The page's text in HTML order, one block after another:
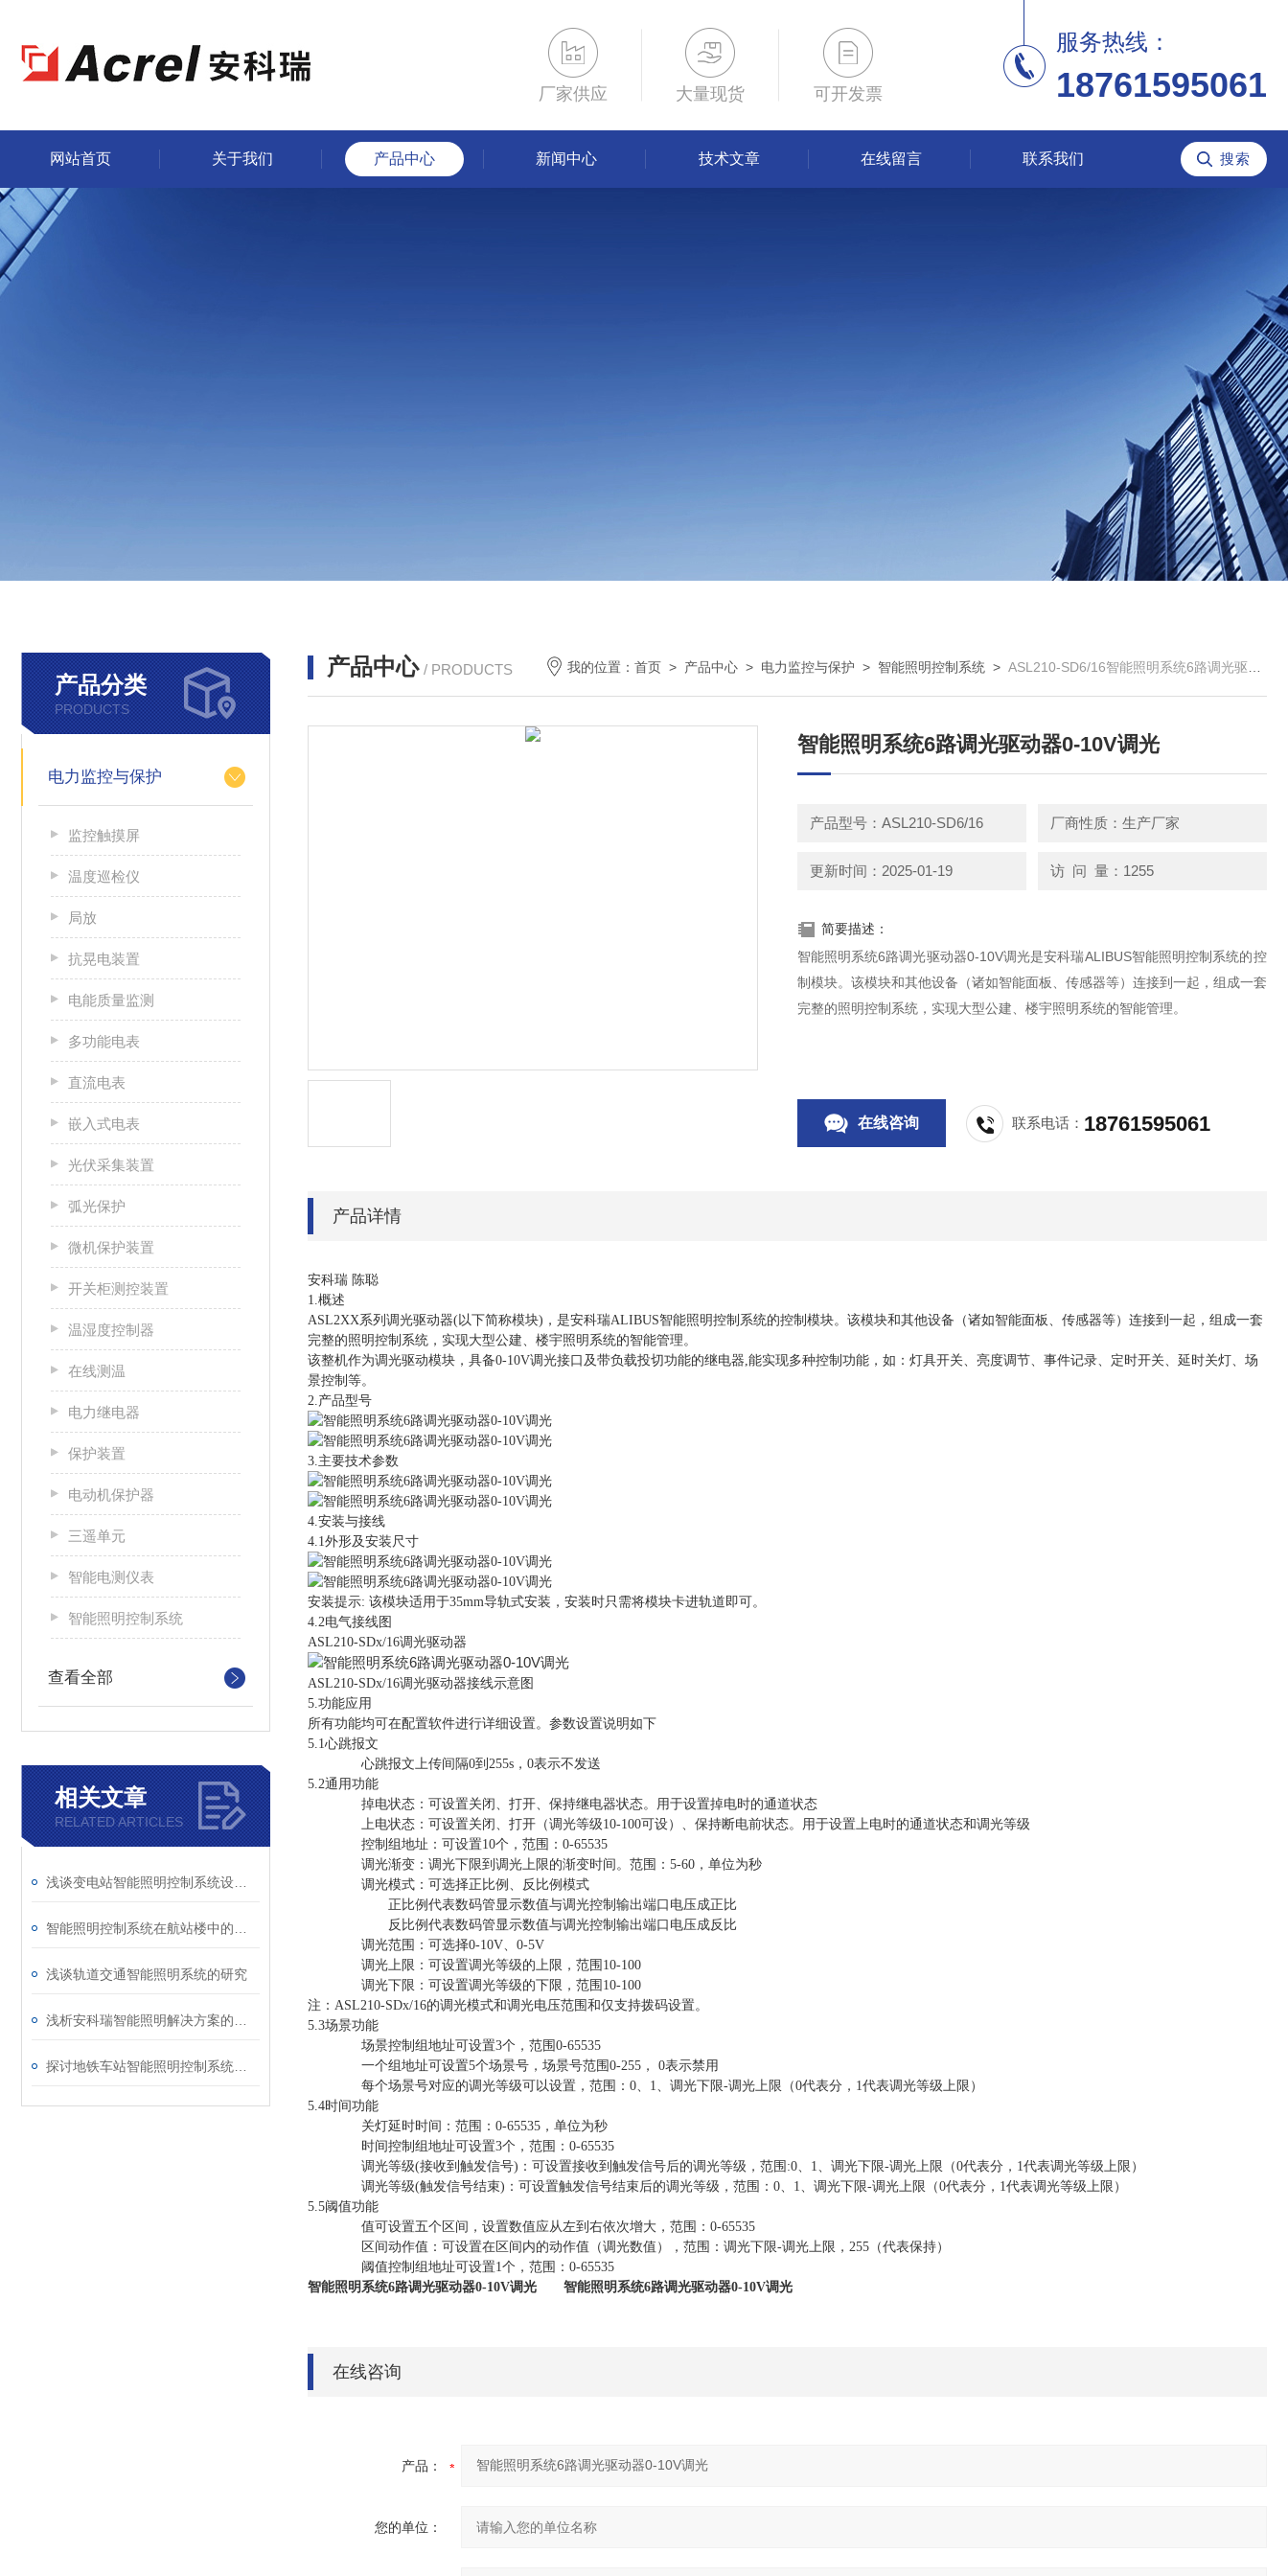
厂家供应 大量现货 可开发票
服务热线：
18761595061
网站首页 关于我们 产品中心 新闻中心 技术文章 在线留言 联系我们
产品分类
PRODUCTS
电力监控与保护
监控触摸屏
温度巡检仪
局放
抗晃电装置
电能质量监测
多功能电表
直流电表
嵌入式电表
光伏采集装置
弧光保护
微机保护装置
开关柜测控装置
温湿度控制器
在线测温
电力继电器
保护装置
电动机保护器
三遥单元
智能电测仪表
智能照明控制系统
查看全部
相关文章
RELATED ARTICLES
浅谈轨道交通智能照明系统的研究
产品中心 / PRODUCTS 我的位置：首页 > 产品中心 > 电力监控与保护 > 智能照明控制系统 >ASL210-SD6/16智能照明系统6路调光驱动器0-10V调光
智能照明系统6路调光驱动器0-10V调光
产品型号：ASL210-SD6/16 厂商性质：生产厂家
更新时间：2025-01-19 访 问 量：1255
简要描述：
智能照明系统6路调光驱动器0-10V调光是安科瑞ALIBUS智能照明控制系统的控
制模块。该模块和其他设备（诸如智能面板、传感器等）连接到一起，组成一套
完整的照明控制系统，实现大型公建、楼宇照明系统的智能管理。
在线咨询 联系电话： 18761595061
产品详情
安科瑞 陈聪
1.概述
ASL2XX系列调光驱动器(以下简称模块)，是安科瑞ALIBUS智能照明控制系统的控制模块。该模块和其他设备（诸如智能面板、传感器等）连接到一起，组成一套
完整的照明控制系统，实现大型公建、楼宇照明系统的智能管理。
该整机作为调光驱动模块，具备0-10V调光接口及带负载投切功能的继电器,能实现多种控制功能，如：灯具开关、亮度调节、事件记录、定时开关、延时关灯、场
景控制等。
2.产品型号
3.主要技术参数
4.安装与接线
4.1外形及安装尺寸
安装提示: 该模块适用于35mm导轨式安装， 安装时只需将模块卡进轨道即可。
4.2电气接线图
ASL210-SDx/16调光驱动器
ASL210-SDx/16调光驱动器接线示意图
5.功能应用
所有功能均可在配置软件进行详细设置。 参数设置说明如下
5.1心跳报文
心跳报文上传间隔0到255s，0表示不发送
5.2通用功能
掉电状态：可设置关闭、打开、保持继电器状态。用于设置掉电时的通道状态
上电状态： 可设置关闭、打开（调光等级10-100可设）、保持断电前状态。用于设置上电时的通道状态和调光等级
控制组地址：可设置10个，范围：0-65535
调光渐变：调光下限到调光上限的渐变时间。范围：5-60，单位为秒
调光模式：可选择正比例、反比例模式
正比例代表数码管显示数值与调光控制输出端口电压成正比
反比例代表数码管显示数值与调光控制输出端口电压成反比
调光范围：可选择0-10V、0-5V
调光上限：可设置调光等级的上限，范围10-100
调光下限：可设置调光等级的下限，范围10-100
注：ASL210-SDx/16的调光模式和调光电压范围和仅支持拨码设置。
5.3场景功能
场景控制组地址可设置3个，范围0-65535
一个组地址可设置5个场景号，场景号范围0-255， 0表示禁用
每个场景号对应的调光等级可以设置，范围：0、1、调光下限-调光上限（0代表分，1代表调光等级上限）
5.4时间功能
关灯延时时间：范围：0-65535，单位为秒
时间控制组地址可设置3个，范围：0-65535
调光等级(接收到触发信号)：可设置接收到触发信号后的调光等级，范围:0、1、调光下限-调光上限（0代表分，1代表调光等级上限）
调光等级(触发信号结束)：可设置触发信号结束后的调光等级，范围 ：0、1、调光下限-调光上限（0代表分，1代表调光等级上限）
5.5阈值功能
值可设置五个区间，设置数值应从左到右依次增大，范围：0-65535
区间动作值：可设置在区间内的动作值（调光数值），范围：调光下限-调光上限，255（代表保持）
阈值控制组地址可设置1个，范围：0-65535
智能照明系统6路调光驱动器0-10V调光
智能照明系统6路调光驱动器0-10V调光
在线咨询
产品：
您的单位：